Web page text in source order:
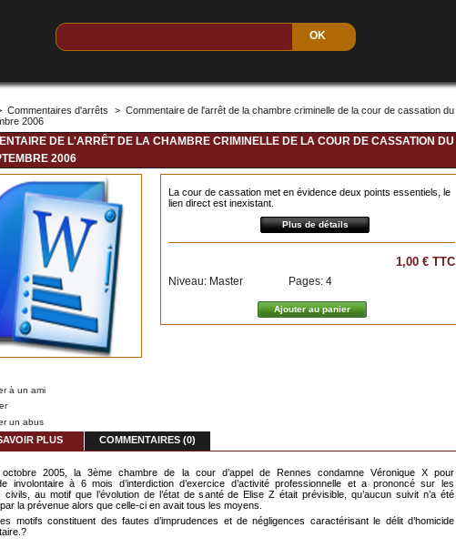
Commentaires d'arrêts > Commentaire de l'arrêt de la chambre criminelle de la cour de cassation du
2006
DE L'ARRÊT DE LA CHAMBRE CRIMINELLE DE LA COUR DE CASSATION DU
2006
à un ami
un abus
La cour de cassation met en évidence deux points essentiels, le
lien direct est inexistant.
Plus de détails
1,00 € TTC
Niveau: Master
Pages: 4
PLUS COMMENTAIRES (0)
2005, la 3ème chambre de la cour d’appel de Rennes condamne Véronique X pour
involontaire à 6 mois d’interdiction d’exercice d’activité professionnelle et a prononcé sur les
civils, au motif que l’évolution de l’état de santé de Elise Z était prévisible, qu’aucun suivit n’a été
la prévenue alors que celle-ci en avait tous les moyens.
motifs constituent des fautes d’imprudences et de négligences caractérisant le délit d’homicide